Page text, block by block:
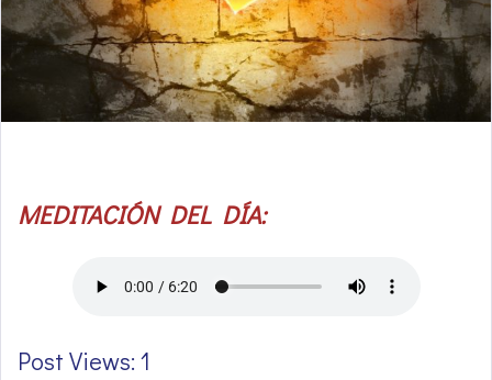
MEDITACIÓN DEL DÍA:
Post Views: 1